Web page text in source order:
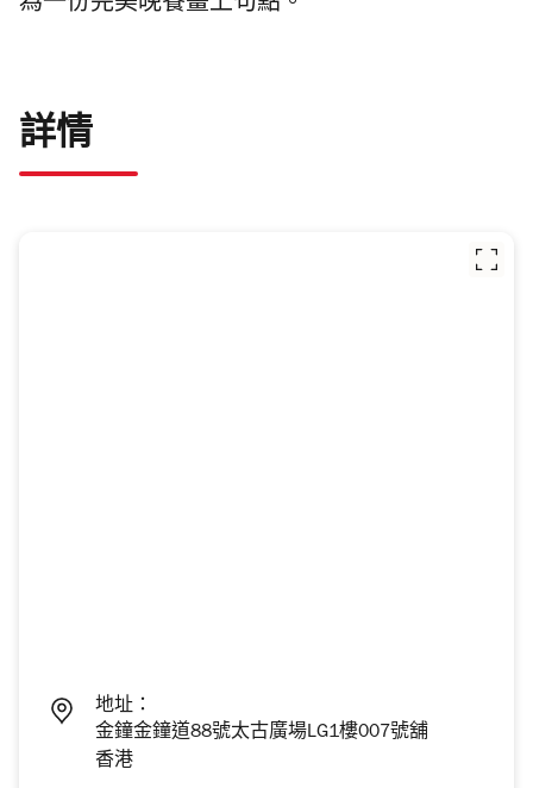
為一份完美晚餐畫上句點。
詳情
地址：
金鐘金鐘道88號太古廣場LG1樓007號舖
香港